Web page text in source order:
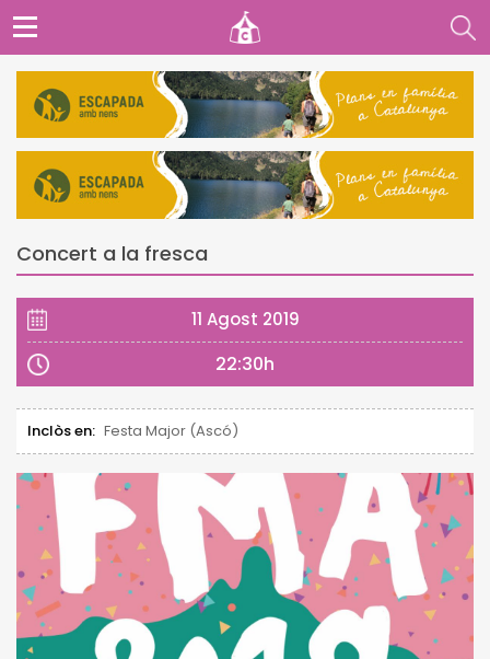
Concert a la fresca
11 Agost 2019
22:30h
Inclòs en: Festa Major (Ascó)